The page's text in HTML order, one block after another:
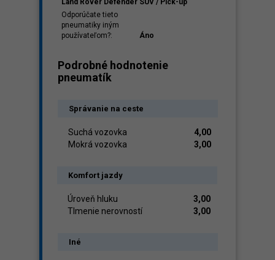
Land Rover Defender SUV / Pick-up
Odporúčate tieto
pneumatiky iným
používateľom?:
Áno
Podrobné hodnotenie
pneumatík
Správanie na ceste
Suchá vozovka
4,00
Mokrá vozovka
3,00
Komfort jazdy
Úroveň hluku
3,00
Tlmenie nerovností
3,00
Iné